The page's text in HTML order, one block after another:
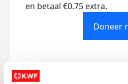
en betaal €0.75 extra.
Doneer